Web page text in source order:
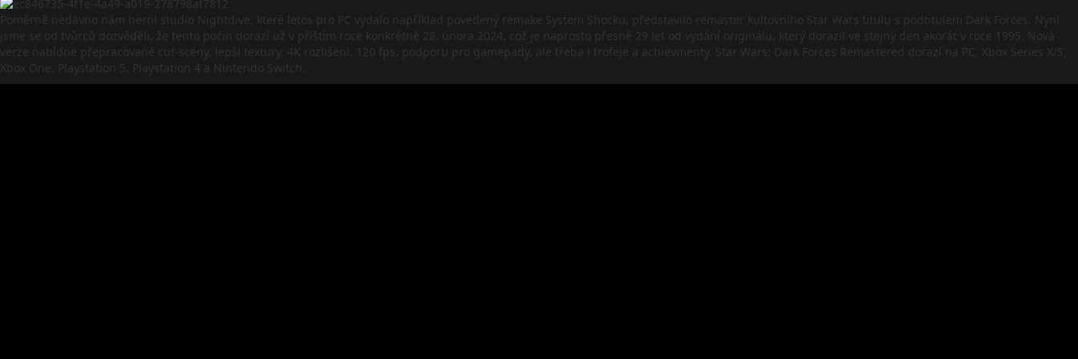
Poměrně nedávno nám herní studio Nightdive, které letos pro PC vydalo například povedený remake System Shocku, představilo remaster kultovního Star Wars titulu s podtitulem Dark Forces. Nyní
jsme se od tvůrců dozvěděli, že tento počin dorazí už v příštím roce konkrétně 28. února 2024, což je naprosto přesně 29 let od vydání originálu, který dorazil ve stejný den akorát v roce 1995. Nová
verze nabídne přepracované cut-scény, lepší textury, 4K rozlišení, 120 fps, podporu pro gamepady, ale třeba i trofeje a achievmenty. Star Wars: Dark Forces Remastered dorazí na PC, Xbox Series X/S,
Xbox One, Playstation 5, Playstation 4 a Nintendo Switch.